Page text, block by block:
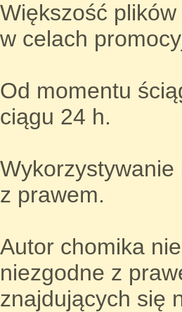
Większość
w celach
Od momentu
ciągu 24 h.
z prawem.
Autor chomika
niezgodne z
znajdujących się